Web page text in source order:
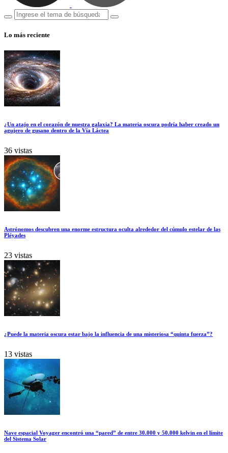
Lo más reciente
¿Un atajo en el corazón de nuestra galaxia? La materia oscura podría haber creado un
agujero de gusano dentro de la Vía Láctea
36 vistas
Astrónomos descubren una enorme estructura oculta alrededor del cúmulo estelar de las
Pléyades
23 vistas
¿Puede la materia oscura estar bajo la influencia de una misteriosa “quinta fuerza”?
13 vistas
Nave espacial Voyager encontró una “pared” de entre 30.000 y 50.000 kelvin en el límite
del Sistema Solar